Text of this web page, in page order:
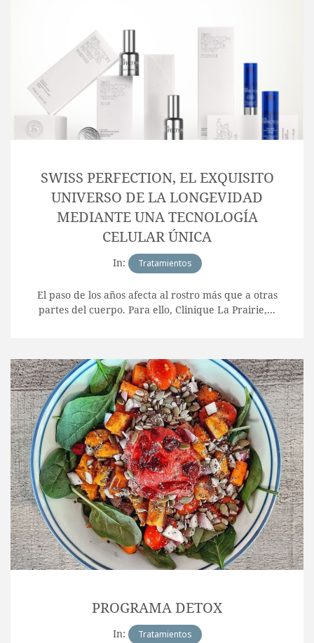
SWISS PERFECTION, EL EXQUISITO
UNIVERSO DE LA LONGEVIDAD
MEDIANTE UNA TECNOLOGÍA
CELULAR ÚNICA
In: Tratamientos
El paso de los años afecta al rostro más que a otras
partes del cuerpo. Para ello, Clinique La Prairie,...
PROGRAMA DETOX
In: Tratamientos